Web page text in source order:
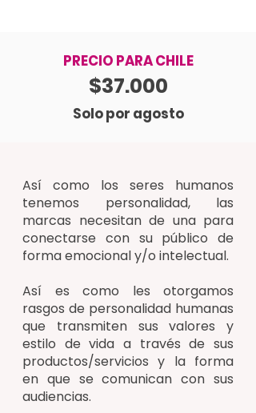
PRECIO PARA CHILE
$37.000
Solo por agosto
Así como los seres humanos
tenemos personalidad, las
marcas necesitan de una para
conectarse con su público de
forma emocional y/o intelectual.
Así es como les otorgamos
rasgos de personalidad humanas
que transmiten sus valores y
estilo de vida a través de sus
productos/servicios y la forma
en que se comunican con sus
audiencias.